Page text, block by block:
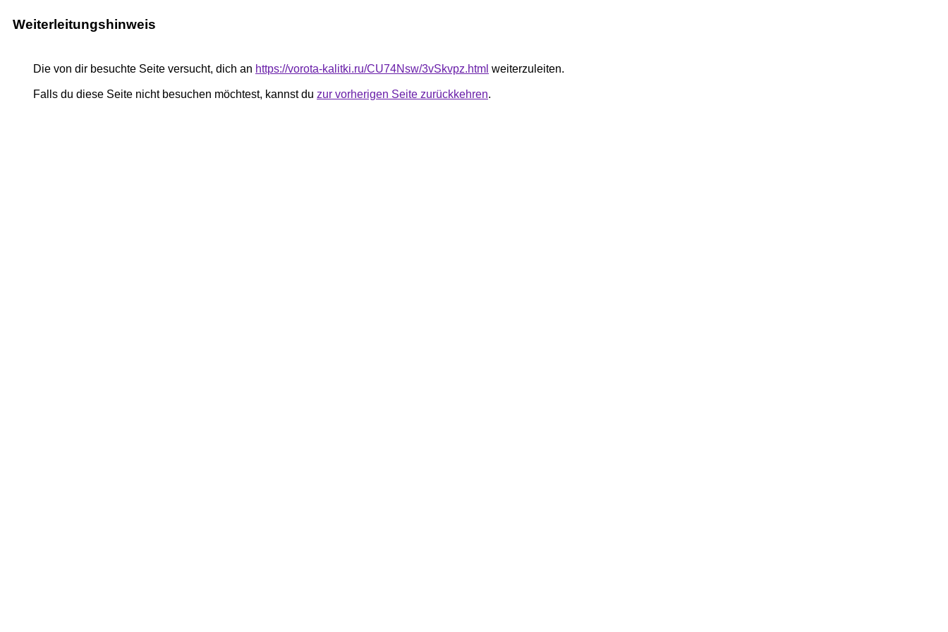
Weiterleitungshinweis
Die von dir besuchte Seite versucht, dich an https://vorota-kalitki.ru/CU74Nsw/3vSkvpz.html weiterzuleiten.
Falls du diese Seite nicht besuchen möchtest, kannst du zur vorherigen Seite zurückkehren.